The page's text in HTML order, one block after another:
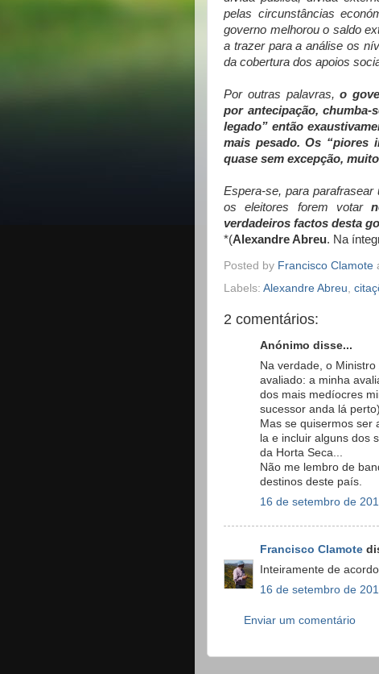
pelas circunstâncias
governo melhorou o saldo
a trazer para a análise os
da cobertura dos apoios
Por outras palavras,o
por antecipação,
legado” então
mais pesado. Os “piores
quase sem excepção,
Espera-se, para
os eleitores forem votar
verdadeiros factos desta
*(Alexandre Abreu. Na
Posted by Francisco Clamote
Labels: Alexandre Abreu
2 comentários:
Anónimo disse...
Na verdade, o
avaliado: a minha
dos mais medíocres
sucessor anda lá perto).
Mas se quisermos ser
la e incluir alguns dos
da Horta Seca...
Não me lembro de
destinos deste país.
16 de setembro de
Francisco Clamote
Inteiramente de acordo.
16 de setembro de
Enviar um comentário